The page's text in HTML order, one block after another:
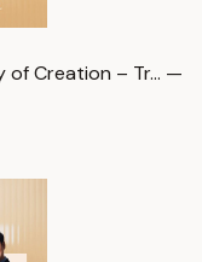
of Creation – Tr… —